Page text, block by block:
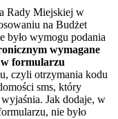
Rady Miejskiej w
na Budżet
było wymogu podania
wymagane
w formularzu
czyli otrzymania kodu
sms, który
Jak dodaje, w
nie było